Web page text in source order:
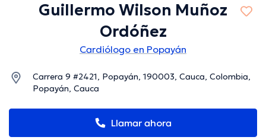
Guillermo Wilson Muñoz
Ordóñez
Cardiólogo en Popayán
Carrera 9 #2421, Popayán, 190003, Cauca, Colombia,
Popayán, Cauca
Llamar ahora